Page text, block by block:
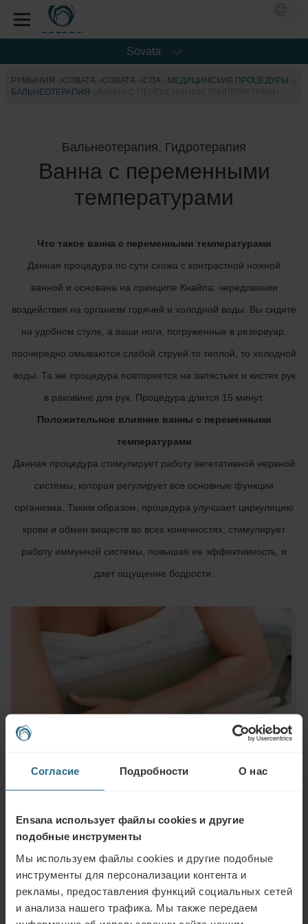
Согласие Подробности О нас
Ensana использует файлы cookies и другие
подобные инструменты
Мы используем файлы cookies и другие подобные
инструменты для персонализации контента и
рекламы, предоставления функций социальных сетей
и анализа нашего трафика. Мы также передаем
Sovata
РУМЫНИЯ СОВАТА СОВАТА СПА
МЕДИЦИНСКИЕ ПРОЦЕДУРЫ
БАЛЬНЕОТЕРАПИЯ
Бальнеотерапия, Гидротерапия
Ванна с переменными
температурами
Что такое ванна с переменными температурами
Данная процедура по сути схожа с контрастной ножной
ванной и основана на принципе Кнайпа: чередовании
воздействия на организм горячей и холодной воды. Вы сидите
на удобном стуле, а ваши ноги, погруженные в резервуар,
поочередно омываются слабой струей то теплой, то холодной
воды. Та же процедура повторяется на запястьях и кистях рук
в раковине для рук. Процедура длится 15 минут.
Положительное влияние ванны с переменными
температурами
Данная процедура стимулирует работу вегетативной нервной
системы, которая регулирует все основные функции
организма. Таким образом, процедура улучшает циркуляцию
крови и обмен веществ во всех конечностях, стимулирует
работу иммунной системы, повышая ее эффективность, и
дает ощущение бодрости.
Задать вопрос
Пожалуйста, свяжитесь с нами по любому вопросу, связанному с